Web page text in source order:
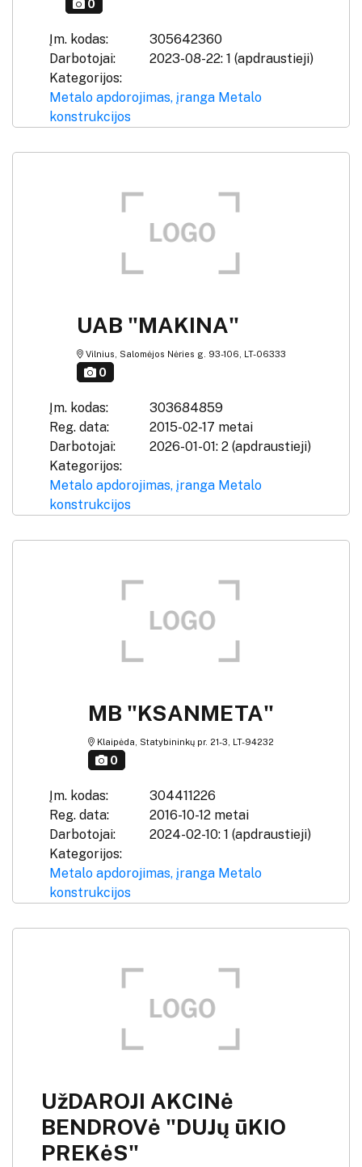
0
Įm. kodas:
305642360
Darbotojai:
2023-08-22: 1 (apdraustieji)
Kategorijos:
Metalo apdorojimas, įranga Metalo
konstrukcijos
UAB "MAKINA"
Vilnius, Salomėjos Nėries g. 93-106, LT-06333
0
Įm. kodas:
303684859
Reg. data:
2015-02-17 metai
Darbotojai:
2026-01-01: 2 (apdraustieji)
Kategorijos:
Metalo apdorojimas, įranga Metalo
konstrukcijos
MB "KSANMETA"
Klaipėda, Statybininkų pr. 21-3, LT-94232
0
Įm. kodas:
304411226
Reg. data:
2016-10-12 metai
Darbotojai:
2024-02-10: 1 (apdraustieji)
Kategorijos:
Metalo apdorojimas, įranga Metalo
konstrukcijos
UžDAROJI AKCINė
BENDROVė "DUJų ūKIO
PREKėS"